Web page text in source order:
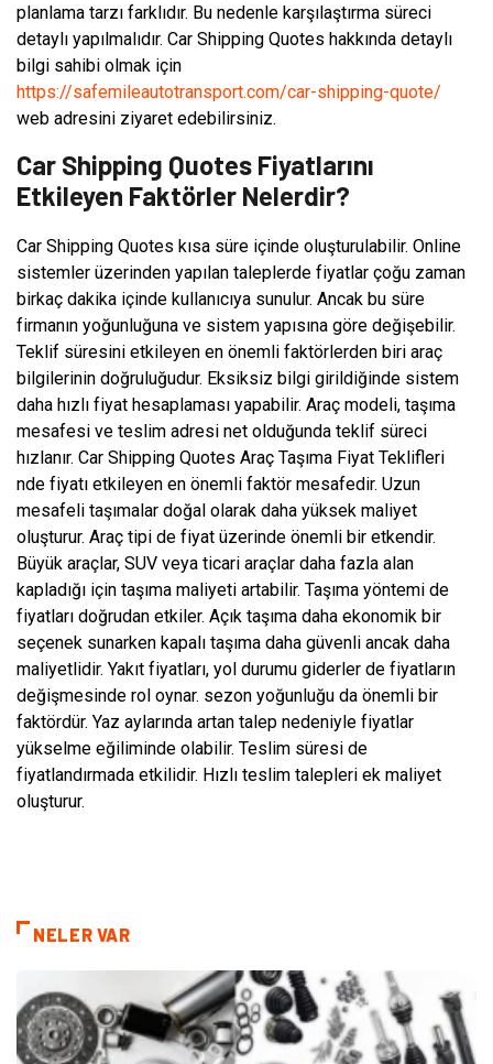
planlama tarzı farklıdır. Bu nedenle karşılaştırma süreci
detaylı yapılmalıdır. Car Shipping Quotes hakkında detaylı
bilgi sahibi olmak için
https://safemileautotransport.com/car-shipping-quote/
web adresini ziyaret edebilirsiniz.
Car Shipping Quotes Fiyatlarını
Etkileyen Faktörler Nelerdir?
Car Shipping Quotes kısa süre içinde oluşturulabilir. Online
sistemler üzerinden yapılan taleplerde fiyatlar çoğu zaman
birkaç dakika içinde kullanıcıya sunulur. Ancak bu süre
firmanın yoğunluğuna ve sistem yapısına göre değişebilir.
Teklif süresini etkileyen en önemli faktörlerden biri araç
bilgilerinin doğruluğudur. Eksiksiz bilgi girildiğinde sistem
daha hızlı fiyat hesaplaması yapabilir. Araç modeli, taşıma
mesafesi ve teslim adresi net olduğunda teklif süreci
hızlanır. Car Shipping Quotes Araç Taşıma Fiyat Teklifleri
nde fiyatı etkileyen en önemli faktör mesafedir. Uzun
mesafeli taşımalar doğal olarak daha yüksek maliyet
oluşturur. Araç tipi de fiyat üzerinde önemli bir etkendir.
Büyük araçlar, SUV veya ticari araçlar daha fazla alan
kapladığı için taşıma maliyeti artabilir. Taşıma yöntemi de
fiyatları doğrudan etkiler. Açık taşıma daha ekonomik bir
seçenek sunarken kapalı taşıma daha güvenli ancak daha
maliyetlidir. Yakıt fiyatları, yol durumu giderler de fiyatların
değişmesinde rol oynar. sezon yoğunluğu da önemli bir
faktördür. Yaz aylarında artan talep nedeniyle fiyatlar
yükselme eğiliminde olabilir. Teslim süresi de
fiyatlandırmada etkilidir. Hızlı teslim talepleri ek maliyet
oluşturur.
NELER VAR